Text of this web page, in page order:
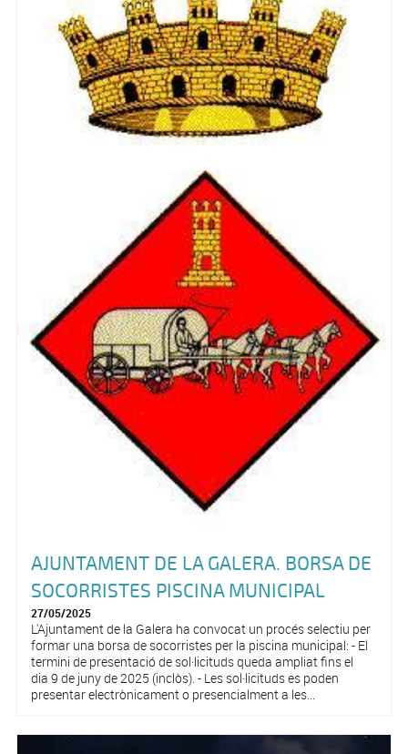
AJUNTAMENT DE LA GALERA. BORSA DE
SOCORRISTES PISCINA MUNICIPAL
27/05/2025
L'Ajuntament de la Galera ha convocat un procés selectiu per
formar una borsa de socorristes per la piscina municipal: - El
termini de presentació de sol·licituds queda ampliat fins el
dia 9 de juny de 2025 (inclòs). - Les sol·licituds es poden
presentar electrònicament o presencialment a les...